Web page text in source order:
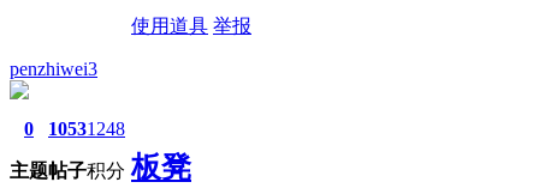
使用道具 举报
penzhiwei3
0
主题
1053
帖子
1248
积分 板凳